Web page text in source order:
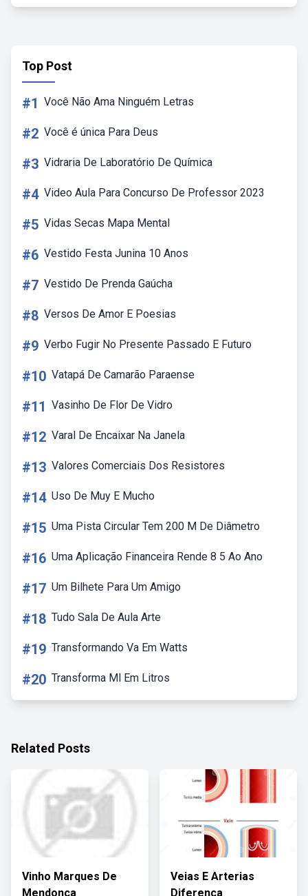
Top Post
#1 Você Não Ama Ninguém Letras
#2 Você é única Para Deus
#3 Vidraria De Laboratório De Química
#4 Video Aula Para Concurso De Professor 2023
#5 Vidas Secas Mapa Mental
#6 Vestido Festa Junina 10 Anos
#7 Vestido De Prenda Gaúcha
#8 Versos De Amor E Poesias
#9 Verbo Fugir No Presente Passado E Futuro
#10 Vatapá De Camarão Paraense
#11 Vasinho De Flor De Vidro
#12 Varal De Encaixar Na Janela
#13 Valores Comerciais Dos Resistores
#14 Uso De Muy E Mucho
#15 Uma Pista Circular Tem 200 M De Diâmetro
#16 Uma Aplicação Financeira Rende 8 5 Ao Ano
#17 Um Bilhete Para Um Amigo
#18 Tudo Sala De Aula Arte
#19 Transformando Va Em Watts
#20 Transforma Ml Em Litros
Related Posts
Vinho Marques De
Mendonça
Veias E Arterias
Diferença